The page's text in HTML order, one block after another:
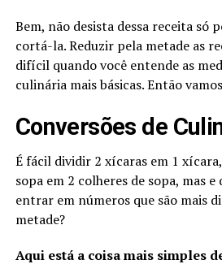
Bem, não desista dessa receita só
cortá-la. Reduzir pela metade as
difícil quando você entende as
culinária mais básicas. Então
Conversões de
É fácil dividir 2 xícaras em 1
sopa em 2 colheres de sopa, mas
entrar em números que são mais
metade?
Aqui está a coisa mais simples